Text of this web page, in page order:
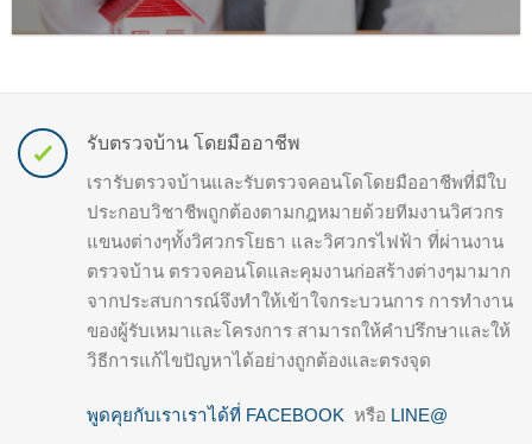
รับตรวจบ้าน โดยมืออาชีพ
เรารับตรวจบ้านและรับตรวจคอนโดโดยมืออาชีพที่มีใบ
ประกอบวิชาชีพถูกต้องตามกฎหมายด้วยทีมงานวิศวกร
แขนงต่างๆทั้งวิศวกรโยธา และวิศวกรไฟฟ้า ที่ผ่านงาน
ตรวจบ้าน ตรวจคอนโดและคุมงานก่อสร้างต่างๆมามาก
จากประสบการณ์จึงทำให้เข้าใจกระบวนการ การทำงาน
ของผู้รับเหมาและโครงการ สามารถให้คำปรึกษาและให้
วิธีการแก้ไขปัญหาได้อย่างถูกต้องและตรงจุด
พูดคุยกับเราเราได้ที่ FACEBOOK หรือ LINE@